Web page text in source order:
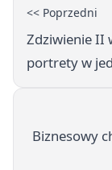
<< Poprzedni
Zdziwienie II
portrety w
Biznesowy